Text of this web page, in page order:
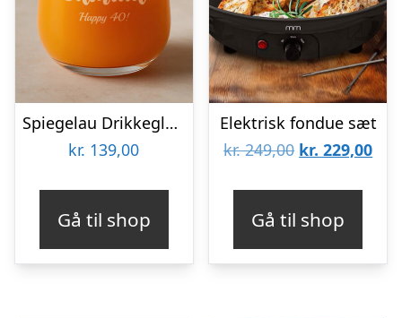
Spiegelau Drikkeglas med Gravering – Egen Tekst
kr. 139,00
Gå til shop
Elektrisk fondue sæt
kr.249,00 Den
kr. 249,00.
kr. 229,00Den
kr.
Gå til shop